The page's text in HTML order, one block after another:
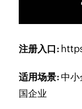
注册入口:
适用场景:中小
国企业